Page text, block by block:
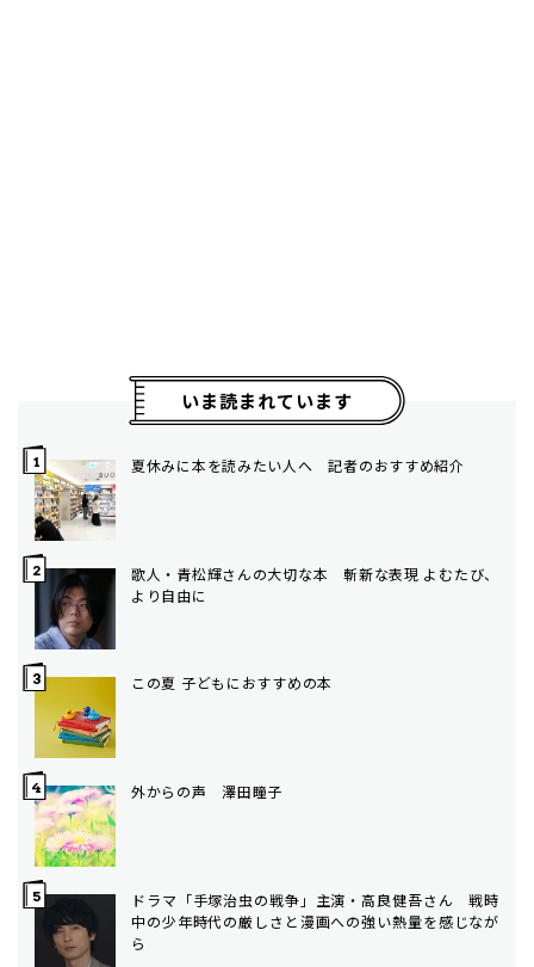
いま読まれています
夏休みに本を読みたい人へ 記者のおすすめ紹介
歌人・青松輝さんの大切な本 斬新な表現 よむたび、
より自由に
この夏 子どもにおすすめの本
外からの声 澤田瞳子
ドラマ「手塚治虫の戦争」主演・高良健吾さん 戦時
中の少年時代の厳しさと漫画への強い熱量を感じなが
ら